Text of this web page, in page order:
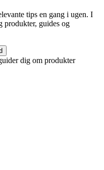
tips en gang i ugen. I
produkter, guides og